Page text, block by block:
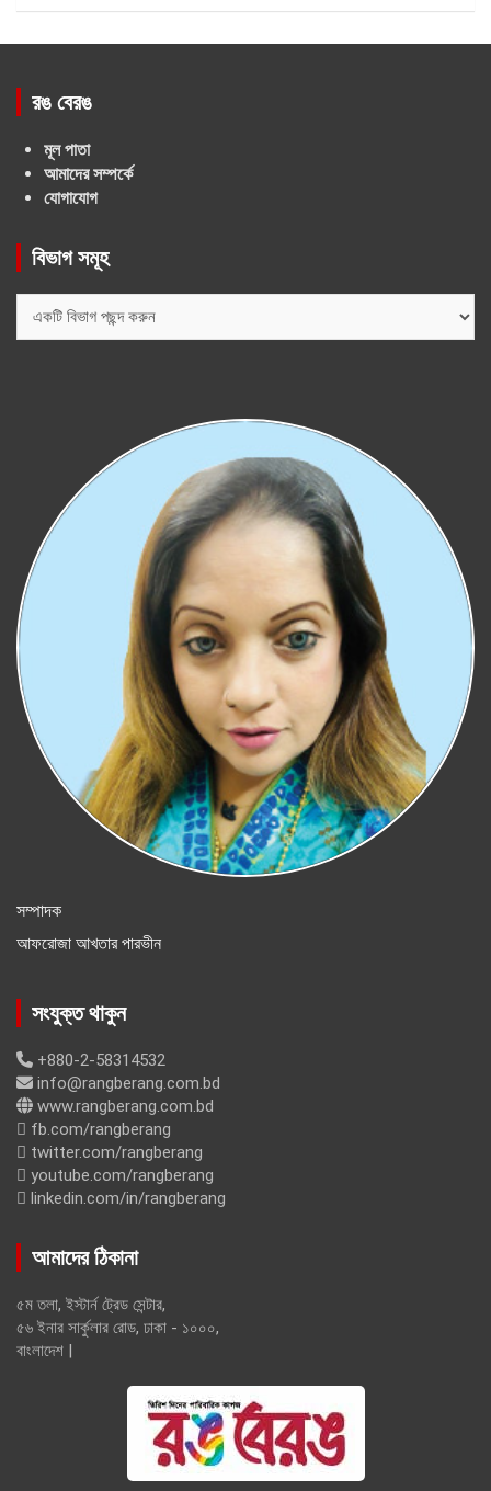
রঙ বেরঙ
মূল পাতা
আমাদের সম্পর্কে
যোগাযোগ
বিভাগ সমূহ
সম্পাদক
আফরোজা আখতার পারভীন
সংযুক্ত থাকুন
+880-2-58314532
info@rangberang.com.bd
www.rangberang.com.bd
fb.com/rangberang
twitter.com/rangberang
youtube.com/rangberang
linkedin.com/in/rangberang
আমাদের ঠিকানা
৫ম তলা, ইস্টার্ন ট্রেড সেন্টার,
৫৬ ইনার সার্কুলার রোড, ঢাকা - ১০০০,
বাংলাদেশ |